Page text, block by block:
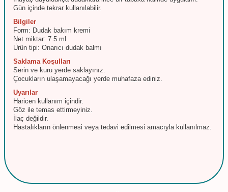
Gün içinde tekrar kullanılabilir.
Bilgiler
Form: Dudak bakım kremi
Net miktar: 7.5 ml
Ürün tipi: Onarıcı dudak balmı
Saklama Koşulları
Serin ve kuru yerde saklayınız.
Çocukların ulaşamayacağı yerde muhafaza ediniz.
Uyarılar
Haricen kullanım içindir.
Göz ile temas ettirmeyiniz.
İlaç değildir.
Hastalıkların önlenmesi veya tedavi edilmesi amacıyla kullanılmaz.